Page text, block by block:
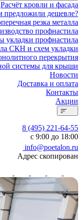
Расчёт кровли и фасада
предложили дешевле?
резка металла
профнастила
укладки профнастила
СКН и схем укладки
перекрытия
системы для крыши
Новости
Доставка и оплата
Контакты
Акции
8 (495) 221-64-55
с 9:00 до 18:00
info@poetalon.ru
Адрес скопирован